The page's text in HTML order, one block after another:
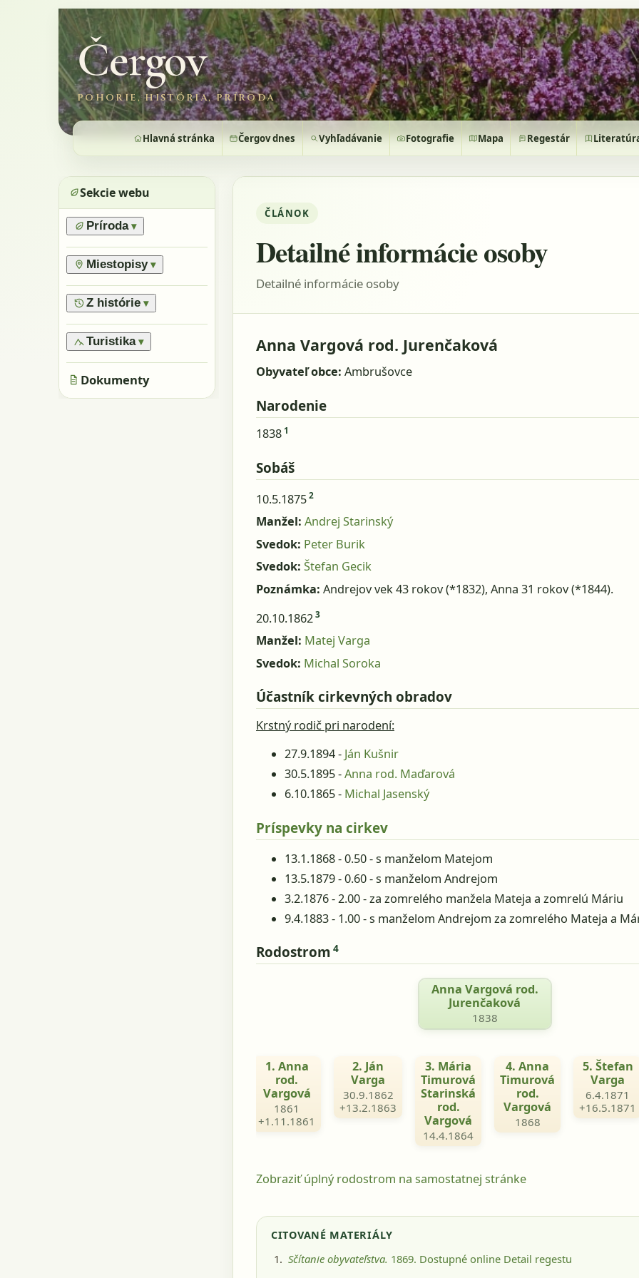
Čergov
POHORIE, HISTÓRIA, PRÍRODA
Hlavná stránka Čergov dnes Vyhľadávanie Fotografie Mapa Regestár
Sekcie webu
Príroda ▾
›Prírodné pomery
› Lesy
›Flóra
›Výnimočné stromy
Miestopisy ▾
›Prírodné rezervácie
›Vrchy
›Pamiatky
›Skaly, kamene
Z histórie ▾
›Všeobecne
›Obyvatelia
Turistika ▾
›Značené trasy
›Neznačené trasy
Dokumenty
ČLÁNOK
Detailné informácie osoby
Detailné informácie osoby
Anna Vargová rod. Jurenčaková
Obyvateľ obce: Ambrušovce
Narodenie
18381
Sobáš
10.5.18752
Manžel: Andrej Starinský
Svedok: Peter Burik
Svedok: Štefan Gecik
Poznámka: Andrejov vek 43 rokov (*1832), Anna 31 rokov (*1844).
20.10.18623
Manžel: Matej Varga
Svedok: Michal Soroka
Účastník cirkevných obradov
Krstný rodič pri narodení:
27.9.1894 - Ján Kušnir
30.5.1895 -Anna rod. Maďarová
6.10.1865 - Michal Jasenský
Príspevky na cirkev
13.1.1868 - 0.50 - s manželom Matejom
13.5.1879 - 0.60 - s manželom Andrejom
3.2.1876 - 2.00 - za zomrelého manžela Mateja a zomrelú Máriu
9.4.1883 - 1.00 - s manželom Andrejom za zomrelého Mateja a
Rodostrom 4
Anna Vargová rod.
Jurenčaková
1838
1. Anna
rod.
Vargová
1861
+1.11.1861
2. Ján
Varga
30.9.1862
+13.2.1863
3. Mária
Timurová
Starinská
rod.
Vargová
14.4.1864
4. Anna
Timurová
rod.
Vargová
1868
5. Štefan
Varga
6.4.1871
+16.5.1871
Zobraziť úplný rodostrom na samostatnej stránke
CITOVANÉ MATERIÁLY
Sčítanie obyvateľstva. 1869. Dostupné online Detail regestu